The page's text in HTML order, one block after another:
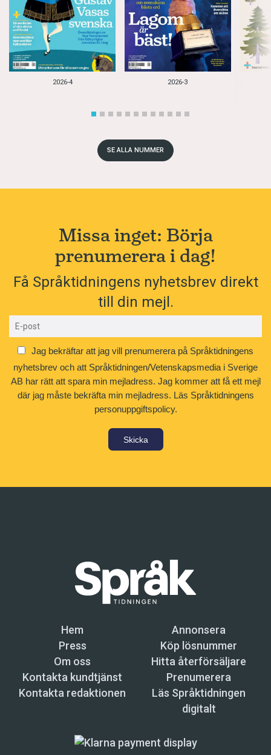
2026-4 2026-3
SE ALLA NUMMER
Missa inget: Börja
prenumerera i dag!
Få Språktidningens nyhetsbrev direkt
till din mejl.
Jag bekräftar att jag vill prenumerera på Språktidningens
nyhetsbrev och att Språktidningen/Vetenskapsmedia i Sverige
AB har rätt att spara min mejladress. Jag kommer att få ett mejl
där jag måste bekräfta min mejladress. Läs Språktidningens
personuppgiftspolicy.
Skicka
Hem
Annonsera
Press
Köp lösnummer
Om oss
Hitta återförsäljare
Kontakta kundtjänst
Prenumerera
Kontakta redaktionen
Läs Språktidningen
digitalt